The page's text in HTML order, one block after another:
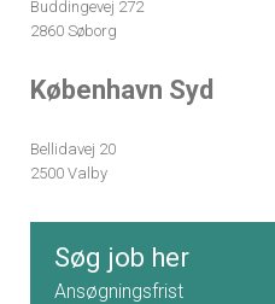
Buddingevej 272
2860 Søborg
København Syd
Bellidavej 20
2500 Valby
Søg job her
Ansøgningsfrist